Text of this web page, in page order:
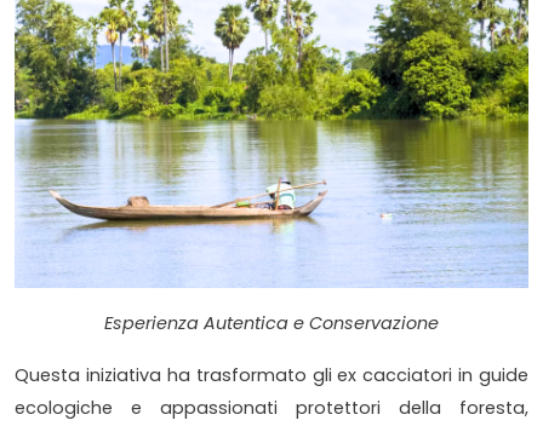
Esperienza Autentica e Conservazione
Questa iniziativa ha trasformato gli ex cacciatori in guide
ecologiche e appassionati protettori della foresta,